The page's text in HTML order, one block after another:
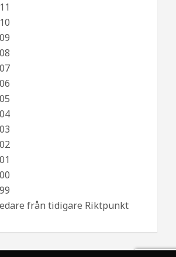
från tidigare Riktpunkt